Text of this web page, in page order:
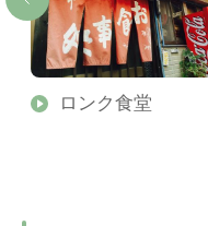
ロンク食堂